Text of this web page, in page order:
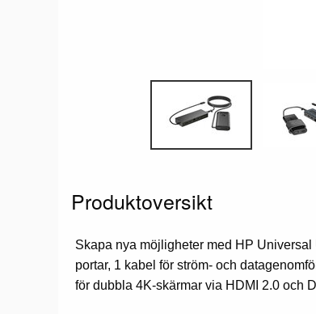
Produktoversikt
Skapa nya möjligheter med HP
portar, 1 kabel för ström- och
för dubbla 4K-skärmar via HDMI 2.0 och